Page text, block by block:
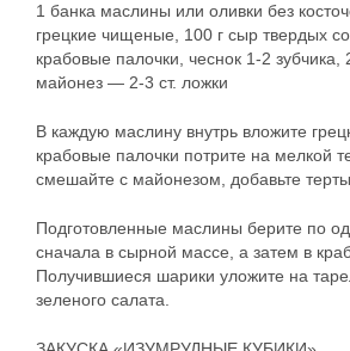
1 банка маслины или оливки без
грецкие чищеные, 100 г сыр твердых
крабовые палочки, чеснок 1-2 зубчика,
майонез — 2-3 ст. ложки
В каждую маслину внутрь вложите
крабовые палочки потрите на мелкой
смешайте с майонезом, добавьте
Подготовленные маслины берите по
сначала в сырной массе, а затем в
Получившиеся шарики уложите на
зеленого салата.